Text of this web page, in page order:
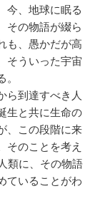
今、地球に眠る
その物語が綴ら
も、愚かだが高
そういった宇宙
ら到達すべき人
生と共に生命の
、この段階に来
そのことを考え
類に、その物語
ていることがわ